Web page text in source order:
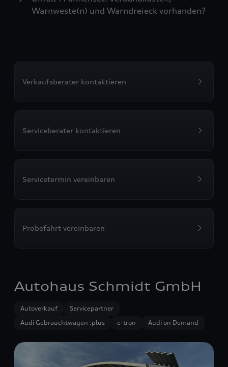
Warnweste(n) und Warndreieck vorhanden?
Verkaufsberater kontaktieren
Serviceberater kontaktieren
Servicetermin vereinbaren
Probefahrt vereinbaren
Autohaus Schmidt GmbH
Autoverkauf
Servicepartner
Audi Gebrauchtwagen :plus
e-tron Audi on Demand